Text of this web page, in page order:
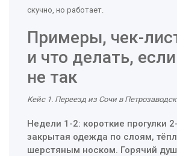
скучно, но работает.
Примеры, чек-
и что делать,
не так
Кейс 1. Переезд из Сочи в
Недели 1-2: короткие прогулки
закрытая одежда по слоям,
шерстяным носком. Горячий